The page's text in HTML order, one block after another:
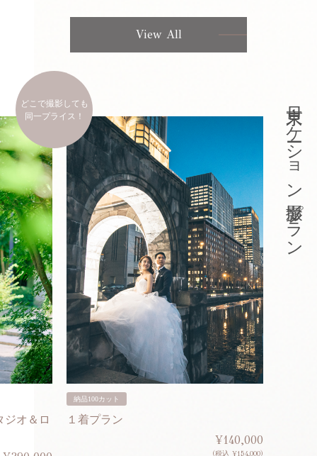
View All
どこで撮影しても
同一プライス！
ジオ＆ロ
納品100カット
１着プラン
¥140,000
(税込 ¥154,000)
東京ロケーション撮影プラン